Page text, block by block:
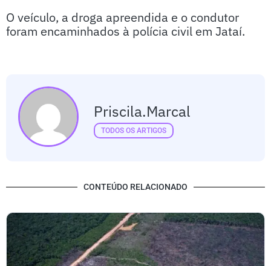
O veículo, a droga apreendida e o condutor
foram encaminhados à polícia civil em Jataí.
Priscila.marcal
TODOS OS ARTIGOS
CONTEÚDO RELACIONADO